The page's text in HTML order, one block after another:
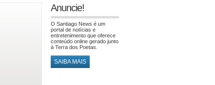
Anuncie!
O Santiago News é um
portal de notícias e
entretenimento que oferece
conteúdo online gerado junto
à Terra dos Poetas.
SAIBA MAIS